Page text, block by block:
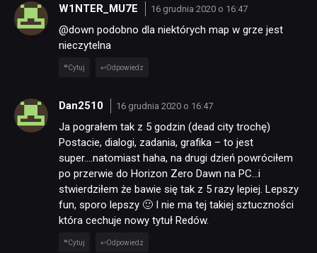
PUBLICYSTYKA
KULTURA
RETRO
TECHNOLOGIE
DYSKUSJE
W1NTER_MU7E 16 grudnia 2020 o 16:47
@down podobno dla niektórych map w grze jest
nieczytelna
Cytuj Odpowiedz
Dan2510 16 grudnia 2020 o 16:47
Ja pograłem tak z 5 godzin (dead city trochę)
Postacie, dialogi, zadania, grafika – to jest
super….natomiast haha, na drugi dzień powróciłem
po przerwie do Horizon Zero Dawn na PC…i
stwierdziłem że bawie się tak z 5 razy lepiej. Lepszy
fun, sporo lepszy 🙂 I nie ma tej takiej sztuczności
która cechuje nowy tytuł Redów.
Cytuj Odpowiedz